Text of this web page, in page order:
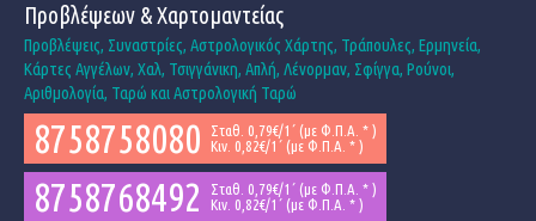
Προβλέψεων & Χαρτομαντείας
Προβλέψεις, Συναστρίες, Αστρολογικός Χάρτης, Τράπουλες, Ερμηνεία,
Κάρτες Αγγέλων, Χαλ, Τσιγγάνικη, Απλή, Λένορμαν, Σφίγγα, Ρούνοι,
Αριθμολογία, Ταρώ και Αστρολογική Ταρώ
8758758080
Σταθ. 0,79€/1΄ (με Φ.Π.Α. * )
Κιν. 0,82€/1΄ (με Φ.Π.Α. * )
8758768492
Σταθ. 0,79€/1΄ (με Φ.Π.Α. * )
Κιν. 0,82€/1΄ (με Φ.Π.Α. * )